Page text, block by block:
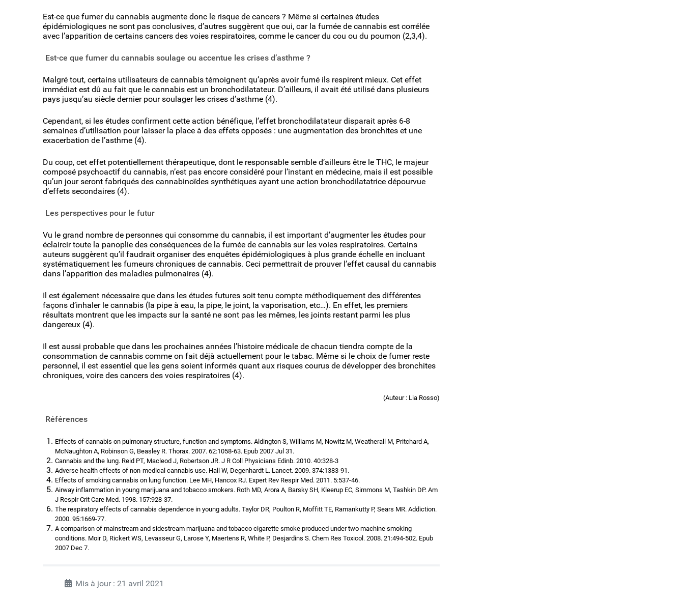
Est-ce que fumer du cannabis augmente donc le risque de cancers ? Même si certaines études
épidémiologiques ne sont pas conclusives, d’autres suggèrent que oui, car la fumée de cannabis est corrélée
avec l’apparition de certains cancers des voies respiratoires, comme le cancer du cou ou du poumon (2,3,4).
Est-ce que fumer du cannabis soulage ou accentue les crises d’asthme ?
Malgré tout, certains utilisateurs de cannabis témoignent qu’après avoir fumé ils respirent mieux. Cet effet
immédiat est dû au fait que le cannabis est un bronchodilatateur. D’ailleurs, il avait été utilisé dans plusieurs
pays jusqu’au siècle dernier pour soulager les crises d’asthme (4).
Cependant, si les études confirment cette action bénéfique, l’effet bronchodilatateur disparait après 6-8
semaines d’utilisation pour laisser la place à des effets opposés : une augmentation des bronchites et une
exacerbation de l’asthme (4).
Du coup, cet effet potentiellement thérapeutique, dont le responsable semble d’ailleurs être le THC, le majeur
composé psychoactif du cannabis, n’est pas encore considéré pour l’instant en médecine, mais il est possible
qu’un jour seront fabriqués des cannabinoïdes synthétiques ayant une action bronchodilatatrice dépourvue
d’effets secondaires (4).
Les perspectives pour le futur
Vu le grand nombre de personnes qui consomme du cannabis, il est important d’augmenter les études pour
éclaircir toute la panoplie des conséquences de la fumée de cannabis sur les voies respiratoires. Certains
auteurs suggèrent qu’il faudrait organiser des enquêtes épidémiologiques à plus grande échelle en incluant
systématiquement les fumeurs chroniques de cannabis. Ceci permettrait de prouver l’effet causal du cannabis
dans l’apparition des maladies pulmonaires (4).
Il est également nécessaire que dans les études futures soit tenu compte méthodiquement des différentes
façons d’inhaler le cannabis (la pipe à eau, la pipe, le joint, la vaporisation, etc…). En effet, les premiers
résultats montrent que les impacts sur la santé ne sont pas les mêmes, les joints restant parmi les plus
dangereux (4).
Il est aussi probable que dans les prochaines années l’histoire médicale de chacun tiendra compte de la
consommation de cannabis comme on fait déjà actuellement pour le tabac. Même si le choix de fumer reste
personnel, il est essentiel que les gens soient informés quant aux risques courus de développer des bronchites
chroniques, voire des cancers des voies respiratoires (4).
(Auteur : Lia Rosso)
Références
Effects of cannabis on pulmonary structure, function and symptoms. Aldington S, Williams M, Nowitz M, Weatherall M, Pritchard A,
McNaughton A, Robinson G, Beasley R. Thorax. 2007. 62:1058-63. Epub 2007 Jul 31.
Cannabis and the lung. Reid PT, Macleod J, Robertson JR. J R Coll Physicians Edinb. 2010. 40:328-3
Adverse health effects of non-medical cannabis use. Hall W, Degenhardt L. Lancet. 2009. 374:1383-91.
Effects of smoking cannabis on lung function. Lee MH, Hancox RJ. Expert Rev Respir Med. 2011. 5:537-46.
Airway inflammation in young marijuana and tobacco smokers. Roth MD, Arora A, Barsky SH, Kleerup EC, Simmons M, Tashkin DP. Am
J Respir Crit Care Med. 1998. 157:928-37.
The respiratory effects of cannabis dependence in young adults. Taylor DR, Poulton R, Moffitt TE, Ramankutty P, Sears MR. Addiction.
2000. 95:1669-77.
A comparison of mainstream and sidestream marijuana and tobacco cigarette smoke produced under two machine smoking
conditions. Moir D, Rickert WS, Levasseur G, Larose Y, Maertens R, White P, Desjardins S. Chem Res Toxicol. 2008. 21:494-502. Epub
2007 Dec 7.
Mis à jour : 21 avril 2021